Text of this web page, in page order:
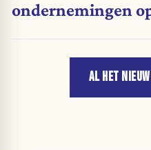
ondernemingen
AL HET